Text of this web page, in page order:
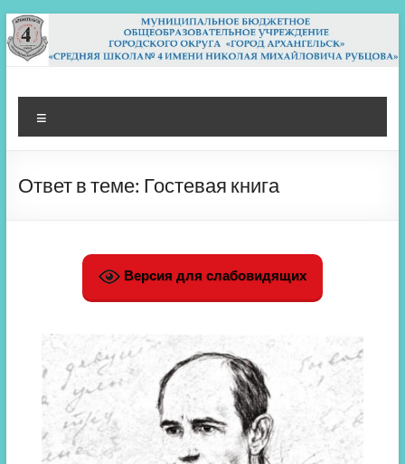
Перейти
к
содержимому
МБОУ СШ 4
Архангельск
Ответ в теме: Гостевая книга
Версия для слабовидящих